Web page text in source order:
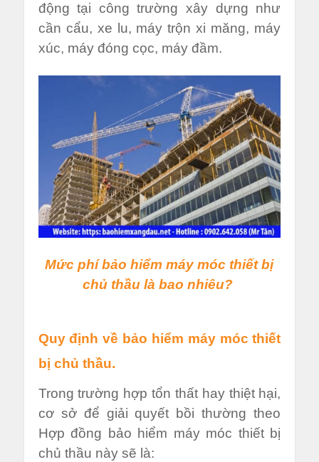
động tại công trường xây dựng như
cần cẩu, xe lu, máy trộn xi măng, máy
xúc, máy đóng cọc, máy đầm.
Mức phí bảo hiểm máy móc thiết bị
chủ thầu là bao nhiêu?
Quy định về bảo hiểm máy móc thiết
bị chủ thầu.
Trong trường hợp tổn thất hay thiệt hại,
cơ sở để giải quyết bồi thường theo
Hợp đồng bảo hiểm máy móc thiết bị
chủ thầu này sẽ là: